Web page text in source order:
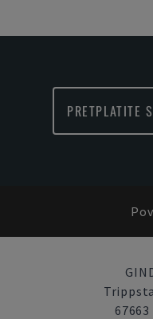
PRETPLATITE